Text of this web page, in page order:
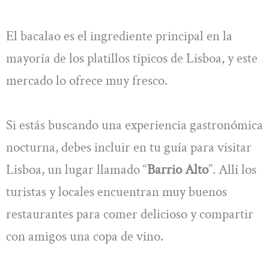
El bacalao es el ingrediente principal en la
mayoría de los platillos típicos de Lisboa, y este
mercado lo ofrece muy fresco.
Si estás buscando una experiencia gastronómica
nocturna, debes incluir en tu guía para visitar
Lisboa, un lugar llamado “Barrio Alto”. Allí los
turistas y locales encuentran muy buenos
restaurantes para comer delicioso y compartir
con amigos una copa de vino.